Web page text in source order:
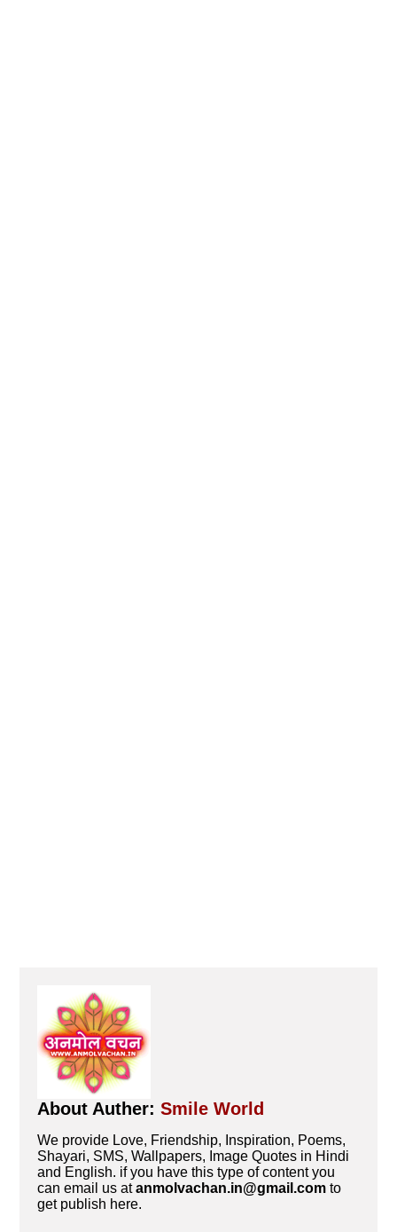
About Auther:Smile World
We provide Love, Friendship, Inspiration, Poems,
Shayari, SMS, Wallpapers, Image Quotes in Hindi
and English. if you have this type of content you
can email us atanmolvachan.in@gmail.com to
get publish here.